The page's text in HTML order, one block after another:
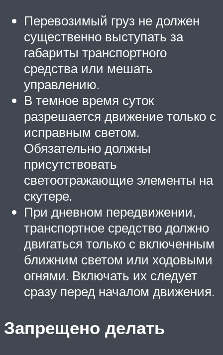
Перевозимый груз не должен
существенно выступать за
габариты транспортного
средства или мешать
управлению.
В темное время суток
разрешается движение только с
исправным светом.
Обязательно должны
присутствовать
светоотражающие элементы на
скутере.
При дневном передвижении,
транспортное средство должно
двигаться только с включенным
ближним светом или ходовыми
огнями. Включать их следует
сразу перед началом движения.
Запрещено делать